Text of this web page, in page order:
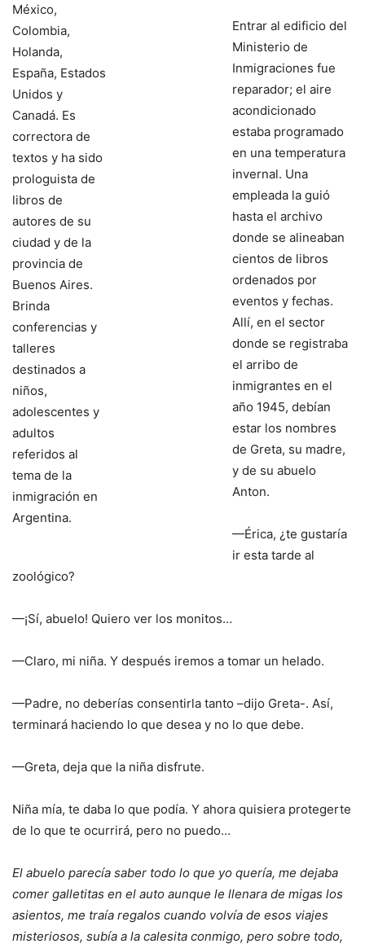
México,
Colombia,
Holanda,
España, Estados
Unidos y
Canadá. Es
correctora de
textos y ha sido
prologuista de
libros de
autores de su
ciudad y de la
provincia de
Buenos Aires.
Brinda
conferencias y
talleres
destinados a
niños,
adolescentes y
adultos
referidos al
tema de la
inmigración en
Argentina.
Entrar al edificio del
Ministerio de
Inmigraciones fue
reparador; el aire
acondicionado
estaba programado
en una temperatura
invernal. Una
empleada la guió
hasta el archivo
donde se alineaban
cientos de libros
ordenados por
eventos y fechas.
Allí, en el sector
donde se registraba
el arribo de
inmigrantes en el
año 1945, debían
estar los nombres
de Greta, su madre,
y de su abuelo
Anton.
—Érica, ¿te gustaría
ir esta tarde al
zoológico?
—¡Sí, abuelo! Quiero ver los monitos…
—Claro, mi niña. Y después iremos a tomar un helado.
—Padre, no deberías consentirla tanto –dijo Greta-. Así,
terminará haciendo lo que desea y no lo que debe.
—Greta, deja que la niña disfrute.
Niña mía, te daba lo que podía. Y ahora quisiera protegerte
de lo que te ocurrirá, pero no puedo…
El abuelo parecía saber todo lo que yo quería, me dejaba
comer galletitas en el auto aunque le llenara de migas los
asientos, me traía regalos cuando volvía de esos viajes
misteriosos, subía a la calesita conmigo, pero sobre todo,